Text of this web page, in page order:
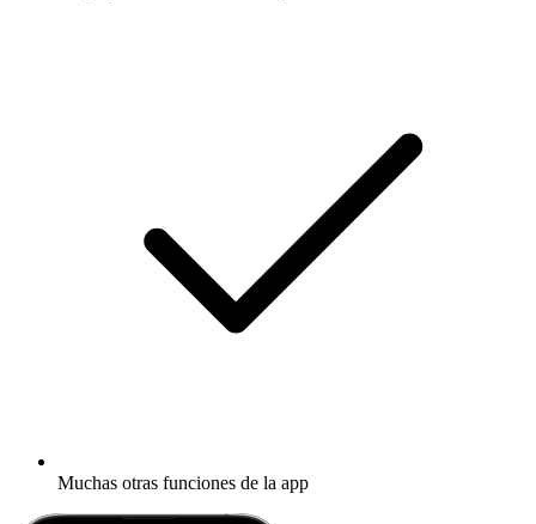
Muchas otras funciones de la app